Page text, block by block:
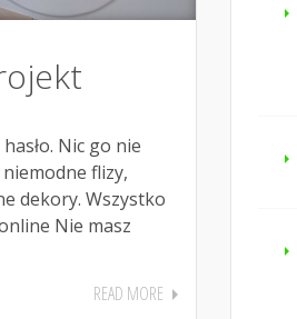
Nic go nie
flizy,
dekory. Wszystko
Nie masz
READ MORE